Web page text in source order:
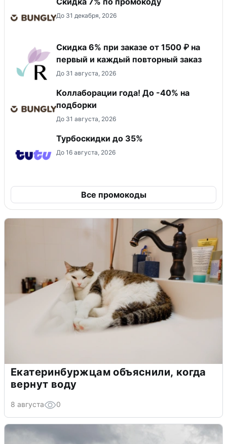
До 31 декабря, 2026
Скидка 6% при заказе от 1500 ₽ на
первый и каждый повторный заказ
До 31 августа, 2026
Коллаборации года! До -40% на
подборки
До 31 августа, 2026
Турбоскидки до 35%
До 16 августа, 2026
Все промокоды
Екатеринбуржцам объяснили, когда
вернут воду
8 августа 0